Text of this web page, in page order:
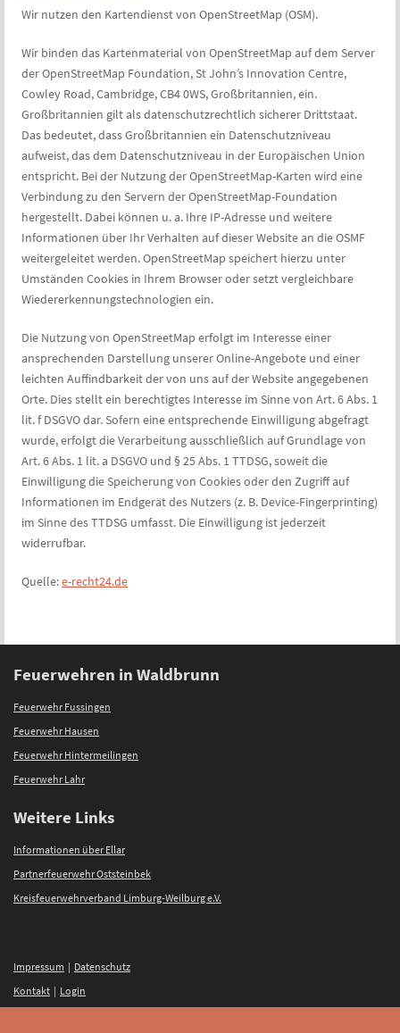
Wir nutzen den Kartendienst von OpenStreetMap (OSM).
Wir binden das Kartenmaterial von OpenStreetMap auf dem Server
der OpenStreetMap Foundation, St John’s Innovation Centre,
Cowley Road, Cambridge, CB4 0WS, Großbritannien, ein.
Großbritannien gilt als datenschutzrechtlich sicherer Drittstaat.
Das bedeutet, dass Großbritannien ein Datenschutzniveau
aufweist, das dem Datenschutzniveau in der Europäischen Union
entspricht. Bei der Nutzung der OpenStreetMap-Karten wird eine
Verbindung zu den Servern der OpenStreetMap-Foundation
hergestellt. Dabei können u. a. Ihre IP-Adresse und weitere
Informationen über Ihr Verhalten auf dieser Website an die OSMF
weitergeleitet werden. OpenStreetMap speichert hierzu unter
Umständen Cookies in Ihrem Browser oder setzt vergleichbare
Wiedererkennungstechnologien ein.
Die Nutzung von OpenStreetMap erfolgt im Interesse einer
ansprechenden Darstellung unserer Online-Angebote und einer
leichten Auffindbarkeit der von uns auf der Website angegebenen
Orte. Dies stellt ein berechtigtes Interesse im Sinne von Art. 6 Abs. 1
lit. f DSGVO dar. Sofern eine entsprechende Einwilligung abgefragt
wurde, erfolgt die Verarbeitung ausschließlich auf Grundlage von
Art. 6 Abs. 1 lit. a DSGVO und § 25 Abs. 1 TTDSG, soweit die
Einwilligung die Speicherung von Cookies oder den Zugriff auf
Informationen im Endgerät des Nutzers (z. B. Device-Fingerprinting)
im Sinne des TTDSG umfasst. Die Einwilligung ist jederzeit
widerrufbar.
Quelle:e-recht24.de
Feuerwehren in Waldbrunn
Feuerwehr Fussingen
Feuerwehr Hausen
Feuerwehr Hintermeilingen
Feuerwehr Lahr
Weitere Links
Informationen über Ellar
Partnerfeuerwehr Oststeinbek
Kreisfeuerwehrverband Limburg-Weilburg e.V.
Impressum
Datenschutz
Kontakt
Login